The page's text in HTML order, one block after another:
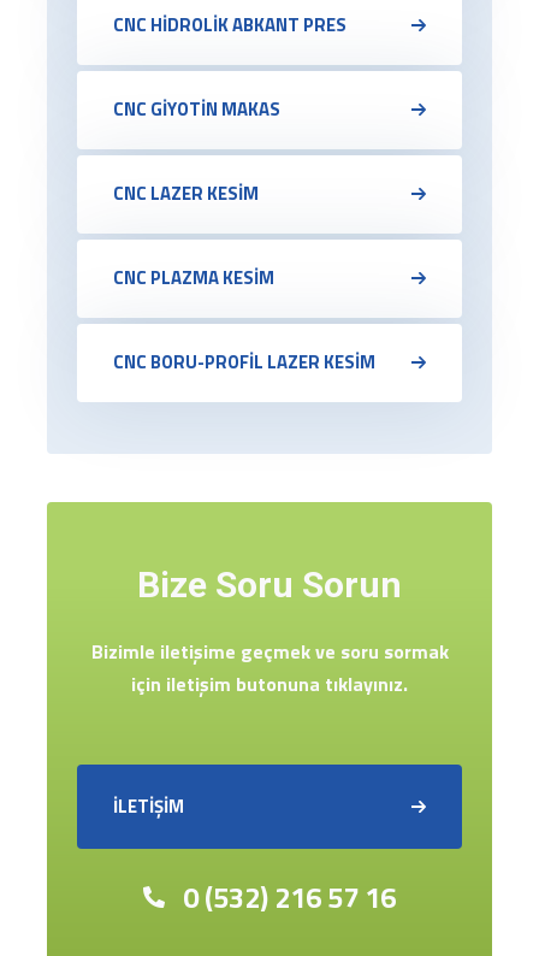
CNC HİDROLİK ABKANT PRES
CNC GİYOTİN MAKAS
CNC LAZER KESİM
CNC PLAZMA KESİM
CNC BORU-PROFİL LAZER KESİM
Bize Soru Sorun
Bizimle iletişime geçmek ve soru sormak
için iletişim butonuna tıklayınız.
İLETİŞİM
0 (532) 216 57 16